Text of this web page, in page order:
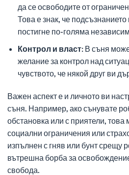
да се освободите от
Това е знак, че
постигне по-голяма
Контрол и власт:В съня
желание за контрол над
чувството, че някой друг ви
Важен аспект е и личното ви
съня. Например, ако сънувате
обстановка или с приятели, това
социални ограничения или
изпълнен с гняв или бунт срещу
вътрешна борба за
свобода.